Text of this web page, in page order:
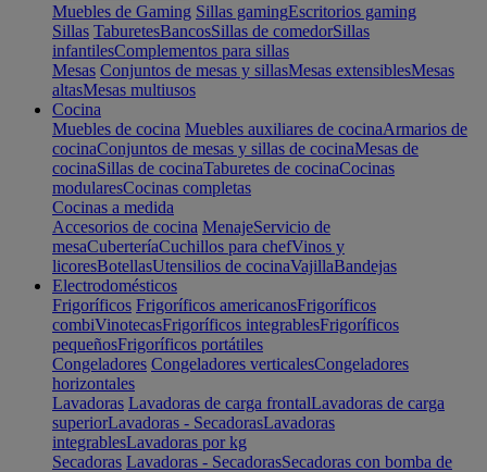
Muebles de Gaming Sillas gamingEscritorios gaming
Sillas TaburetesBancosSillas de comedorSillas
infantilesComplementos para sillas
Mesas Conjuntos de mesas y sillasMesas extensiblesMesas
altasMesas multiusos
Cocina
Muebles de cocina Muebles auxiliares de cocinaArmarios de
cocinaConjuntos de mesas y sillas de cocinaMesas de
cocinaSillas de cocinaTaburetes de cocinaCocinas
modularesCocinas completas
Cocinas a medida
Accesorios de cocina MenajeServicio de
mesaCuberteríaCuchillos para chefVinos y
licoresBotellasUtensilios de cocinaVajillaBandejas
Electrodomésticos
Frigoríficos Frigoríficos americanosFrigoríficos
combiVinotecasFrigoríficos integrablesFrigoríficos
pequeñosFrigoríficos portátiles
Congeladores Congeladores verticalesCongeladores
horizontales
Lavadoras Lavadoras de carga frontalLavadoras de carga
superiorLavadoras - SecadorasLavadoras
integrablesLavadoras por kg
Secadoras Lavadoras - SecadorasSecadoras con bomba de